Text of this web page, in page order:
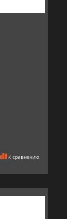
К сравнению